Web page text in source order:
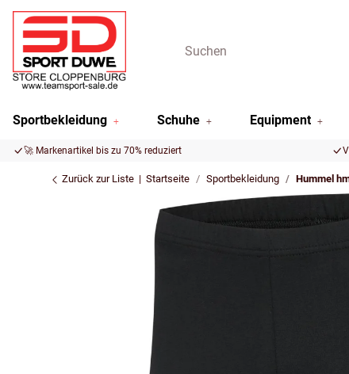
Sportbekleidung Schuhe Equipment
🚀 Markenartikel bis zu 70% reduziert
Zurück zur Liste Startseite Sportbekleidung Hummel